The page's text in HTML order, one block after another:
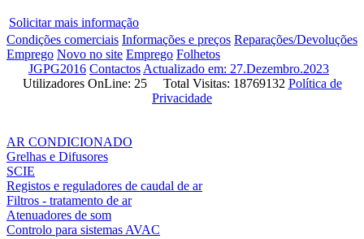
Solicitar mais informação
Condições comerciais Informações e preços Reparações/Devoluções
Emprego Novo no site Emprego Folhetos
JGPG2016 Contactos Actualizado em: 27.Dezembro.2023
Utilizadores OnLine: 25 Total Visitas: 18769132 Política de
Privacidade
AR CONDICIONADO
Grelhas e Difusores
SCIE
Registos e reguladores de caudal de ar
Filtros - tratamento de ar
Atenuadores de som
Controlo para sistemas AVAC